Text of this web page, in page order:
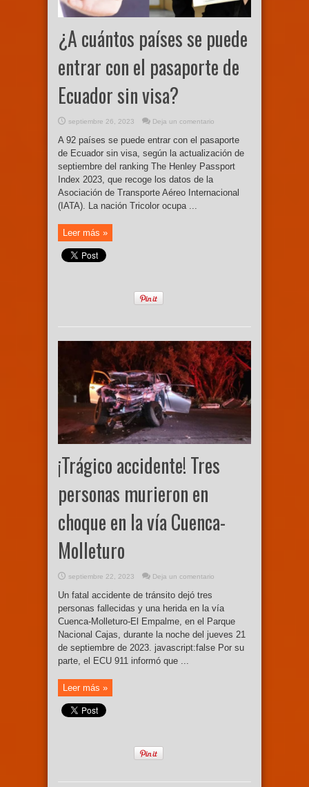
¿A cuántos países se puede
entrar con el pasaporte de
Ecuador sin visa?
septiembre 26, 2023 Deja un comentario
A 92 países se puede entrar con el pasaporte
de Ecuador sin visa, según la actualización de
septiembre del ranking The Henley Passport
Index 2023, que recoge los datos de la
Asociación de Transporte Aéreo Internacional
(IATA). La nación Tricolor ocupa ...
Leer más »
¡Trágico accidente! Tres
personas murieron en
choque en la vía Cuenca-
Molleturo
septiembre 22, 2023 Deja un comentario
Un fatal accidente de tránsito dejó tres
personas fallecidas y una herida en la vía
Cuenca-Molleturo-El Empalme, en el Parque
Nacional Cajas, durante la noche del jueves 21
de septiembre de 2023. javascript:false Por su
parte, el ECU 911 informó que ...
Leer más »